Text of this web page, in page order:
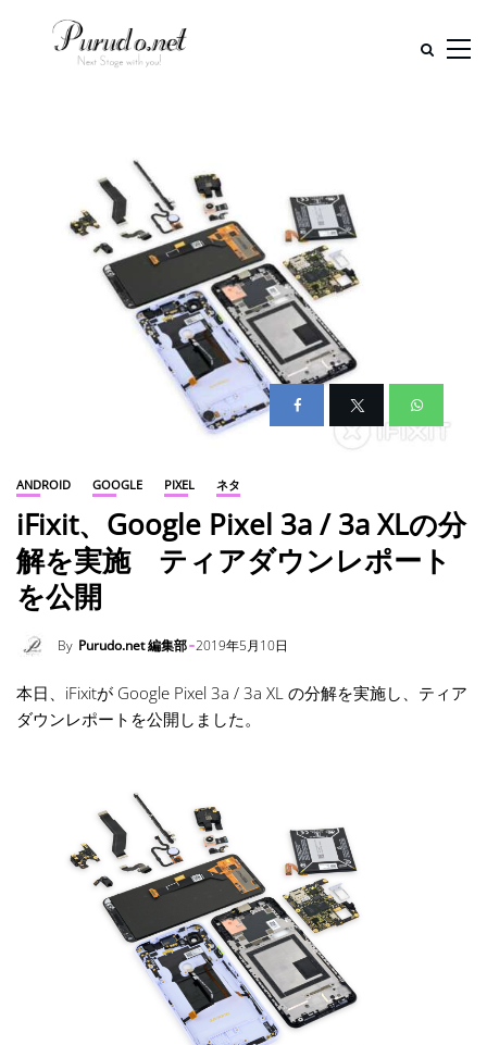
ANDROID GOOGLE PIXEL ネタ
iFixit、Google Pixel 3a / 3a XLの分
解を実施 ティアダウンレポート
を公開
By Purudo.net 編集部 2019年5月10日
本日、iFixitが Google Pixel 3a / 3a XL の分解を実施し、ティア
ダウンレポートを公開しました。